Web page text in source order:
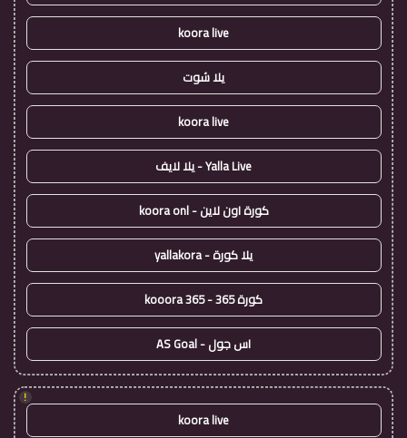
koora live
يلا شوت
koora live
Yalla Live - يلا لايف
كورة اون لاين - koora onl
يلا كورة - yallakora
كورة 365 - kooora 365
اس جول - AS Goal
!
koora live